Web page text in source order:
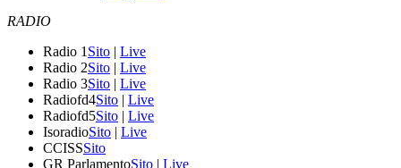
RADIO
Radio 1 Sito | Live
Radio 2Sito | Live
Radio 3Sito | Live
Radiofd4Sito | Live
Radiofd5Sito | Live
IsoradioSito | Live
CCISSSito
GR ParlamentoSito | Live